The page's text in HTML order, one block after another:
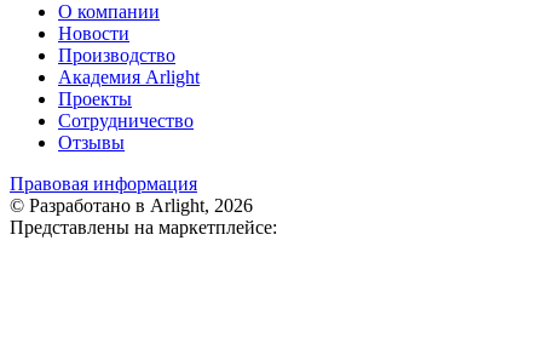
О компании
Новости
Производство
Академия Arlight
Проекты
Сотрудничество
Отзывы
Правовая информация
© Разработано в Arlight, 2026
Представлены на маркетплейсе: